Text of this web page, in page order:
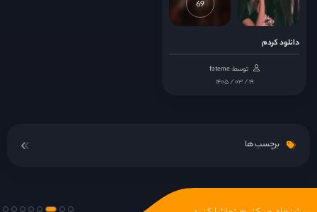
قسمت 18
قسمت 20
69
دانلود کردم
توسط: fateme
۱۴۰۵ / ۰۳ / ۱۹
برچسب ها